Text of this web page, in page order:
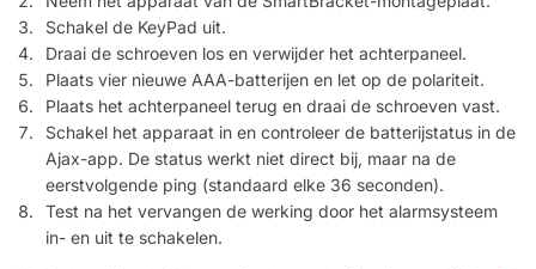
Schakel de KeyPad uit.
Draai de schroeven los en verwijder het achterpaneel.
Plaats vier nieuwe AAA-batterijen en let op de polariteit.
Plaats het achterpaneel terug en draai de schroeven vast.
Schakel het apparaat in en controleer de batterijstatus in de
Ajax-app. De status werkt niet direct bij, maar na de
eerstvolgende ping (standaard elke 36 seconden).
Test na het vervangen de werking door het alarmsysteem
in- en uit te schakelen.